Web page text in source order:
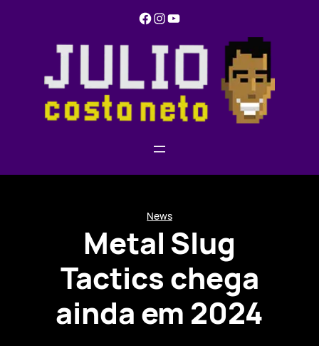
Facebook Instagram YouTube
News
Metal Slug
Tactics chega
ainda em 2024